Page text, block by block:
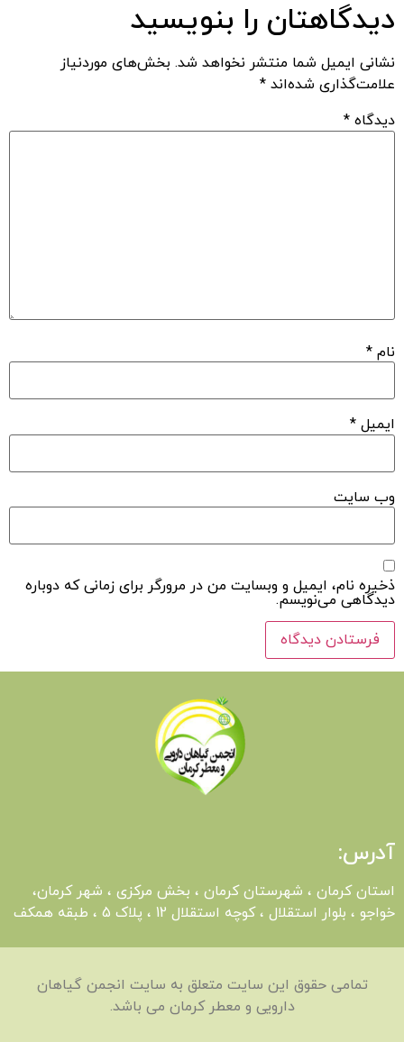
دیدگاهتان را بنویسید
نشانی ایمیل شما منتشر نخواهد شد. بخش‌های موردنیاز
علامت‌گذاری شده‌اند *
دیدگاه *
نام *
ایمیل *
وب‌ سایت
ذخیره نام، ایمیل و وبسایت من در مرورگر برای زمانی که دوباره
دیدگاهی می‌نویسم.
آدرس:
استان کرمان ، شهرستان کرمان ، بخش مرکزی ، شهر کرمان،
خواجو ، بلوار استقلال ، کوچه استقلال 12 ، پلاک 5 ، طبقه همکف
تمامی حقوق این سایت متعلق به سایت انجمن گیاهان
دارویی و معطر کرمان می باشد.